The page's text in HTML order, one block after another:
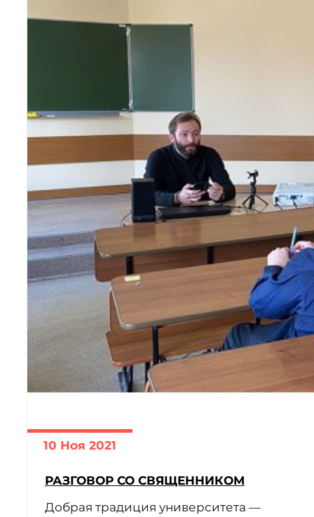
10 Ноя 2021
РАЗГОВОР СО СВЯЩЕННИКОМ
Добрая традиция университета —